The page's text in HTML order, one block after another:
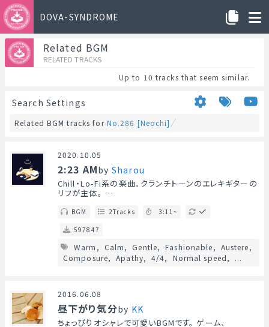
DOVA-SYNDROME
Related BGM
RELATED TRACKS
Up to 10 tracks that seem similar.
Search Settings
Related BGM tracks for No.286 [Neochi]
2020.10.05
2:23 AMby Sharou
Chill・Lo-Fi系の楽曲。クランチトーンのエレキギターの
リフが主体。 …
BGM 2Tracks
3:11~
597847
Warm Calm Gentle Fashionable
Austere
Composure
Apathy 4/4 Normal speed ...
2016.06.08
昼下がり気分by KK
ちょっぴりオシャレで可愛いBGMです。 ゲーム、